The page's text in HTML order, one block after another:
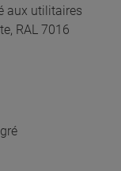
aux utilitaires
RAL 7016